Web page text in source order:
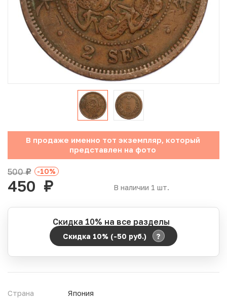
Юбилейные монеты Банка России (с 1999 года)
Памятные и инвестиционные монеты СССР и России
Иностранные монеты
Неофициальные выпуски монет (Unusual)
Античные и средневековые монеты
Наборы монет
Инвестиционные монеты
В продаже именно тот экземпляр, который
представлен на фото
В наличии 1 шт.
500руб. -10%
450 руб.
Скидка 10% на все разделы
Скидка 10% (-50 руб.) ?
Период действия акции:
Страна
Япония